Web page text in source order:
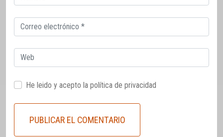
electrónico
Correo
electrónico
Web
He leido y acepto la política de privacidad